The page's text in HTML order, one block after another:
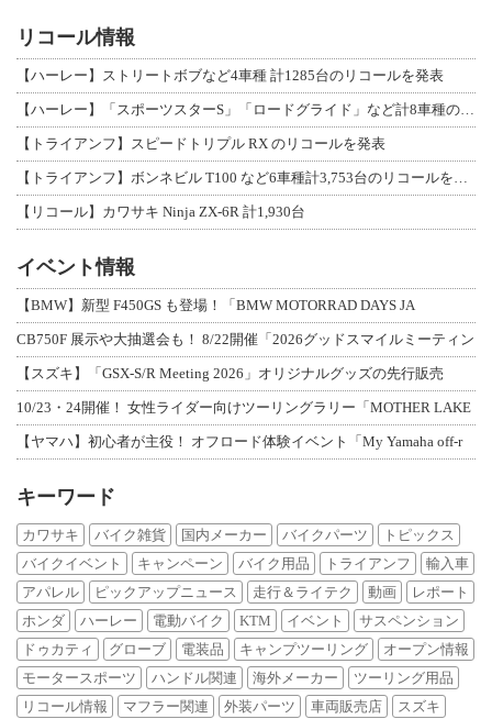
リコール情報
【ハーレー】ストリートボブなど4車種 計1285台のリコールを発表
【ハーレー】「スポーツスターS」「ロードグライド」など計8車種のリコールを発表
【トライアンフ】スピードトリプル RX のリコールを発表
【トライアンフ】ボンネビル T100 など6車種計3,753台のリコールを発表
【リコール】カワサキ Ninja ZX-6R 計1,930台
イベント情報
【BMW】新型 F450GS も登場！「BMW MOTORRAD DAYS JA
CB750F 展示や大抽選会も！ 8/22開催「2026グッドスマイルミーティン
【スズキ】「GSX-S/R Meeting 2026」オリジナルグッズの先行販売
10/23・24開催！ 女性ライダー向けツーリングラリー「MOTHER LAKE
【ヤマハ】初心者が主役！ オフロード体験イベント「My Yamaha off-r
キーワード
カワサキ バイク雑貨 国内メーカー バイクパーツ
トピックス
バイクイベント
キャンペーン バイク用品 トライアンフ
輸入車
アパレル
ピックアップニュース 走行＆ライテク 動画
レポート
ホンダ
ハーレー 電動バイク KTM イベント
サスペンション
ドゥカティ
グローブ 電装品 キャンプツーリング
オープン情報
モータースポーツ
ハンドル関連 海外メーカー
ツーリング用品
リコール情報
マフラー関連 外装パーツ 車両販売店 スズキ